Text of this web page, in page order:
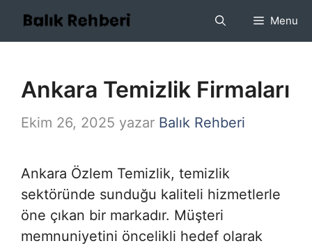
İçeriğe
Menu
Ankara Temizlik Firmaları
Ekim 26, 2025 yazar Balık Rehberi
Ankara Özlem Temizlik, temizlik
sektöründe sunduğu kaliteli hizmetlerle
öne çıkan bir markadır. Müşteri
memnuniyetini öncelikli hedef olarak